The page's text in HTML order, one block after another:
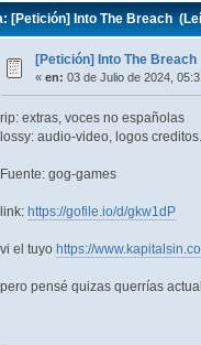
[Petición] Into The Breach
[Petición] Into The Breach
«en: 03 de Julio de 2024,
rip: extras, voces no españolas
lossy: audio-video, logos creditos.
Fuente: gog-games
link: https://gofile.io/d/gkw1dP
vi el tuyo https://
pero pensé quizas querrías